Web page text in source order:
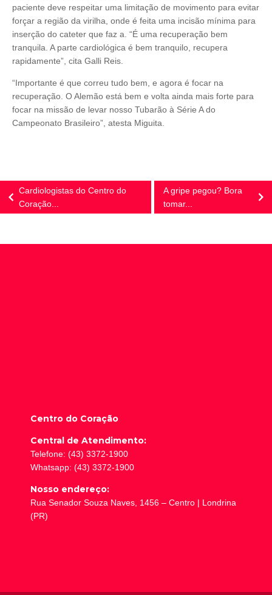
paciente deve respeitar uma limitação de movimento para evitar
forçar a região da virilha, onde é feita uma incisão mínima para
inserção do cateter que faz a. “É uma recuperação bem
tranquila. A parte cardiológica é bem tranquilo, recupera
rapidamente”, cita Galli Reis.
“Importante é que correu tudo bem, e agora é focar na
recuperação. O Alemão está bem e volta ainda mais forte para
focar na missão de levar nosso Tubarão à Série A do
Campeonato Brasileiro”, atesta Miguita.
Cardiologistas do Centro do
Coração...
A gripe pegou? Bora
tomar...
Centro do Coração
Central de Atendimento:
Telefone: (43) 3372-1900
Whatsapp: (43) 3372-1900
Nosso endereço:
Rua Senador Souza Naves, 1456 – Centro | Londrina
(PR)